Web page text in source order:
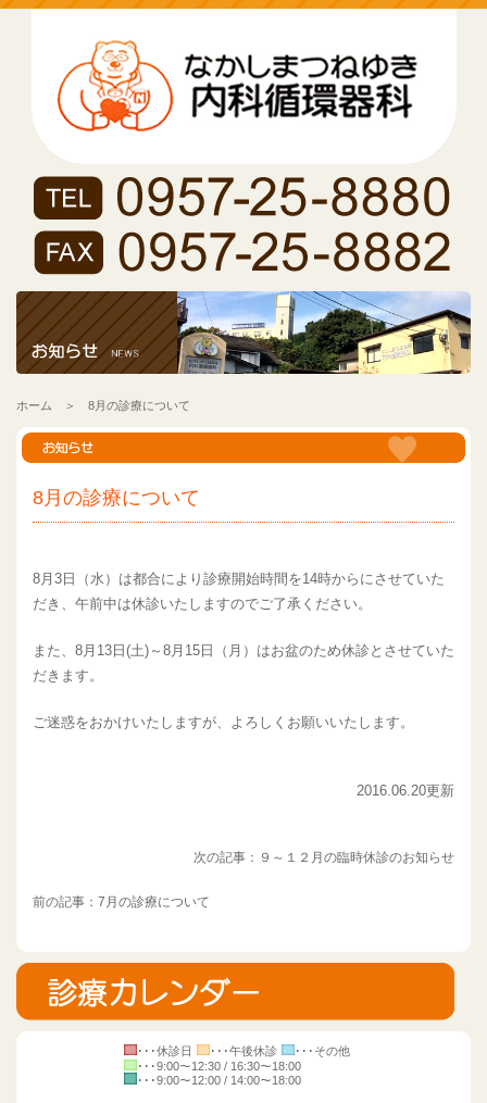
ホーム ＞ 8月の診療について
8月の診療について
8月3日（水）は都合により診療開始時間を14時からにさせていた
だき、午前中は休診いたしますのでご了承ください。
また、8月13日(土)～8月15日（月）はお盆のため休診とさせていた
だきます。
ご迷惑をおかけいたしますが、よろしくお願いいたします。
2016.06.20更新
次の記事： ９～１２月の臨時休診のお知らせ
前の記事： 7月の診療について
･･･休診日 ･･･午後休診
･･･その他
･･･9:00～12:30 / 16:30～18:00
･･･9:00～12:00 / 14:00～18:00